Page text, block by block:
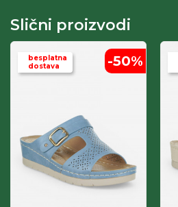
Slični proizvodi
besplatna
dostava
-50%